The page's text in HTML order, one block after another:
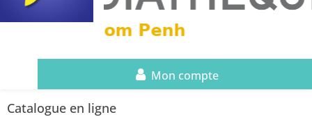
Mon compte
Catalogue en ligne